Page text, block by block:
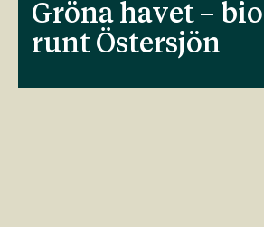
Gröna havet –
runt Östersjön